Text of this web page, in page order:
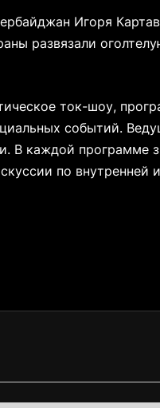
Игоря
развязали
ток-шоу,
событий.
В каждой программе
по внутренней